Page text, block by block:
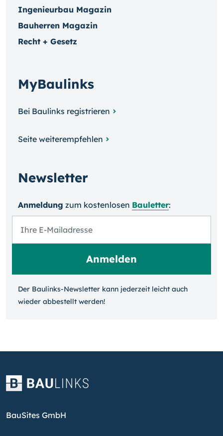
Ingenieurbau Magazin
Bauherren Magazin
Recht + Gesetz
MyBaulinks
Bei Baulinks registrieren
Seite weiterempfehlen
Newsletter
Anmeldung zum kosten­losen Bauletter:
Der Baulinks-Newsletter kann jeder­zeit leicht auch
wieder ab­bestellt werden!
BauSites GmbH